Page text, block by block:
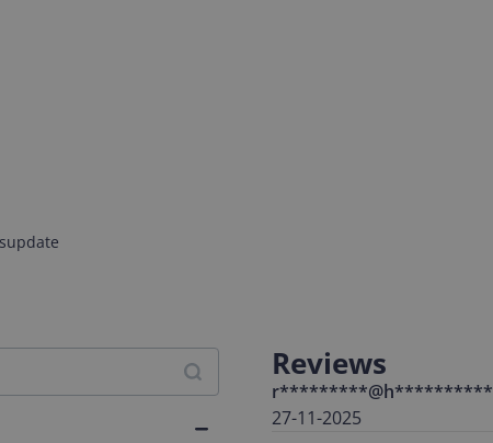
Reviews
r*********@h**********
27-11-2025